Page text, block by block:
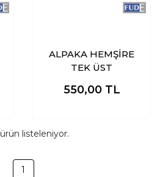
ALPAKA HEMŞİRE
TEK ÜST
550,00 TL
ürün listeleniyor.
1